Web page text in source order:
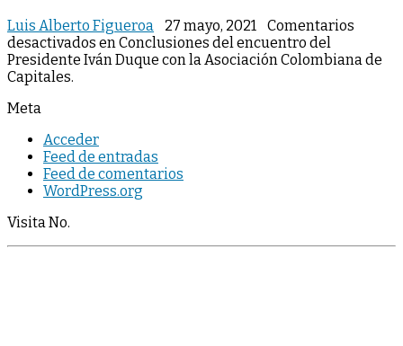
Luis Alberto Figueroa 27 mayo, 2021
Comentarios
desactivados en Conclusiones del encuentro del
Presidente Iván Duque con la Asociación Colombiana de
Capitales.
Meta
Acceder
Feed de entradas
Feed de comentarios
WordPress.org
Visita No.